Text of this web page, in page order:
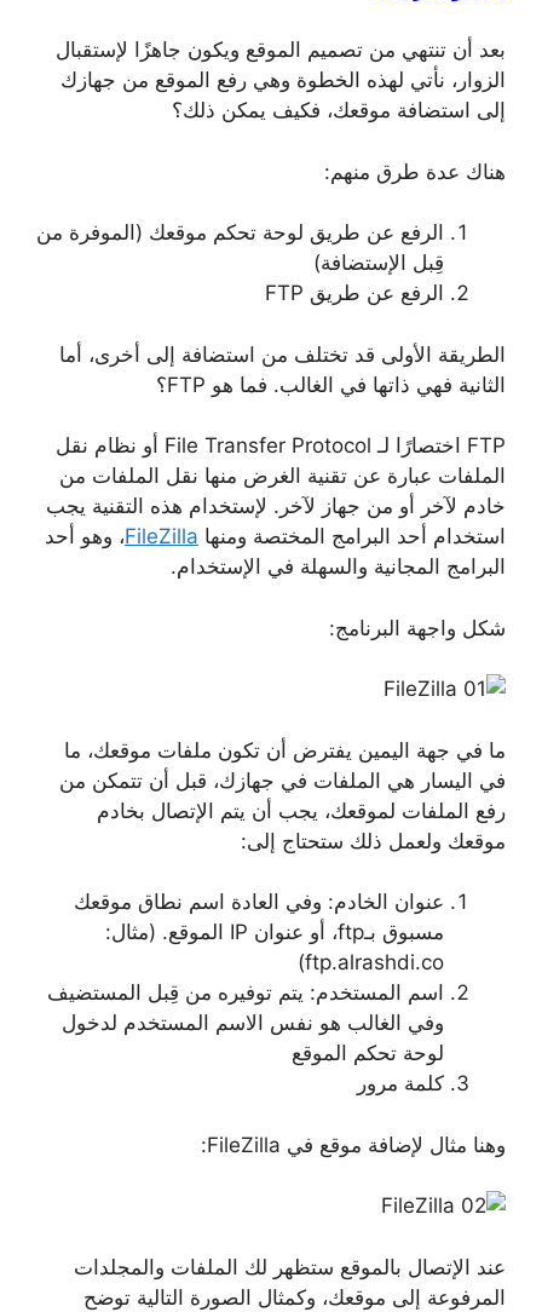
بعد أن تنتهي من تصميم الموقع ويكون جاهزًا لإستقبال
الزوار، نأتي لهذه الخطوة وهي رفع الموقع من جهازك
إلى استضافة موقعك، فكيف يمكن ذلك؟
هناك عدة طرق منهم:
الرفع عن طريق لوحة تحكم موقعك (الموفرة من
قِبل الإستضافة)
الرفع عن طريق FTP
الطريقة الأولى قد تختلف من استضافة إلى أخرى، أما
الثانية فهي ذاتها في الغالب. فما هو FTP؟
FTP اختصارًا لـ File Transfer Protocol أو نظام نقل
الملفات عبارة عن تقنية الغرض منها نقل الملفات من
خادم لآخر أو من جهاز لآخر. لإستخدام هذه التقنية يجب
استخدام أحد البرامج المختصة ومنها FileZilla، وهو أحد
البرامج المجانية والسهلة في الإستخدام.
شكل واجهة البرنامج:
ما في جهة اليمين يفترض أن تكون ملفات موقعك، ما
في اليسار هي الملفات في جهازك، قبل أن تتمكن من
رفع الملفات لموقعك، يجب أن يتم الإتصال بخادم
موقعك ولعمل ذلك ستحتاج إلى:
عنوان الخادم: وفي العادة اسم نطاق موقعك
مسبوق بـftp، أو عنوان IP الموقع. (مثال:
ftp.alrashdi.co)
اسم المستخدم: يتم توفيره من قِبل المستضيف
وفي الغالب هو نفس الاسم المستخدم لدخول
لوحة تحكم الموقع
كلمة مرور
وهنا مثال لإضافة موقع في FileZilla:
عند الإتصال بالموقع ستظهر لك الملفات والمجلدات
المرفوعة إلى موقعك، وكمثال الصورة التالية توضح